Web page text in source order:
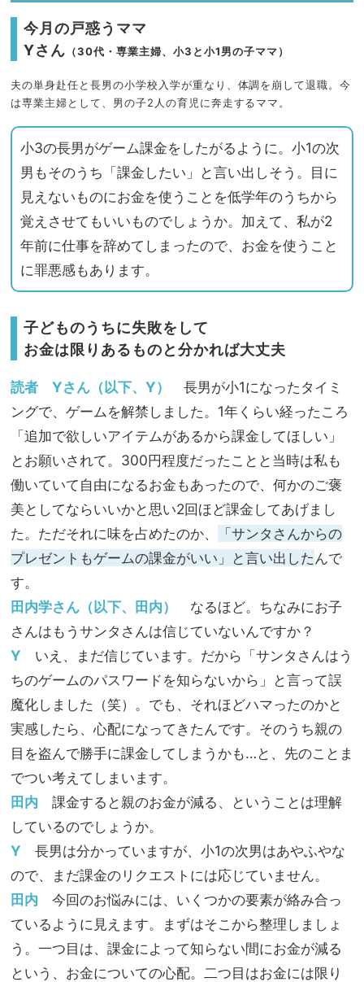
今月の戸惑うママ
Yさん （30代・専業主婦、小3と小1男の子ママ）
夫の単身赴任と長男の小学校入学が重なり、体調を崩して退職。今
は専業主婦として、男の子2人の育児に奔走するママ。
小3の長男がゲーム課金をしたがるように。小1の次
男もそのうち「課金したい」と言い出しそう。目に
見えないものにお金を使うことを低学年のうちから
覚えさせてもいいものでしょうか。加えて、私が2
年前に仕事を辞めてしまったので、お金を使うこと
に罪悪感もあります。
子どものうちに失敗をして
お金は限りあるものと分かれば大丈夫
読者 Yさん（以下、Y）
長男が小1になったタイミ
ングで、ゲームを解禁しました。1年くらい経ったころ
「追加で欲しいアイテムがあるから課金してほしい」
とお願いされて。300円程度だったことと当時は私も
働いていて自由になるお金もあったので、何かのご褒
美としてならいいかと思い2回ほど課金してあげまし
た。ただそれに味を占めたのか、
「サンタさんからの
プレゼントもゲームの課金がいい」と言い出したんで
す。
田内学さん（以下、田内）
なるほど。ちなみにお子
さんはもうサンタさんは信じていないんですか？
Y いえ、まだ信じています。だから「サンタさんはう
ちのゲームのパスワードを知らないから」と言って誤
魔化しました（笑）。でも、それほどハマったのかと
実感したら、心配になってきたんです。そのうち親の
目を盗んで勝手に課金してしまうかも…と、先のことま
でつい考えてしまいます。
田内 課金すると親のお金が減る、ということは理解
しているのでしょうか。
Y 長男は分かっていますが、小1の次男はあやふやな
ので、まだ課金のリクエストには応じていません。
田内 今回のお悩みには、いくつかの要素が絡み合っ
ているように見えます。まずはそこから整理しましょ
う。一つ目は、課金によって知らない間にお金が減る
という、お金についての心配。二つ目はお金には限り